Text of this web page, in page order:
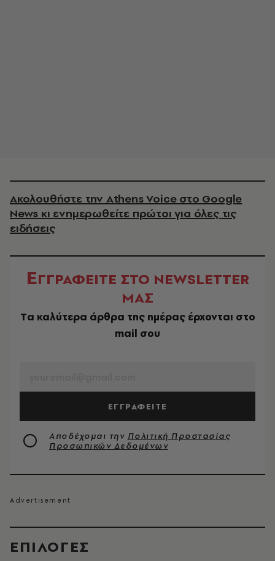
EΠΙΛΟΓΈΣ
Ακολουθήστε την Athens Voice στο Google
News κι ενημερωθείτε πρώτοι για όλες τις
ειδήσεις
ΕΓΓΡΑΦΕΙΤΕ ΣΤΟ NEWSLETTER
ΜΑΣ
Tα καλύτερα άρθρα της ημέρας έρχονται στο
mail σου
ΕΓΓΡΑΦΕΙΤΕ
Αποδέχομαι την Πολιτική Προστασίας
Προσωπικών Δεδομένων